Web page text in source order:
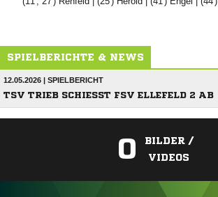
SPIELBERICHTE & NEWS
12.05.2026 | SPIELBERICHT
TSV TRIEB SCHIESST FSV ELLEFELD 2 AB
0
BILDER /
VIDEOS